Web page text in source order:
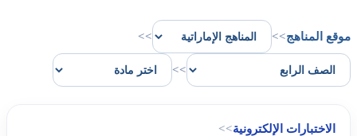
موقع المناهج>>
>>
>>
الاختبارات الإلكترونية>>